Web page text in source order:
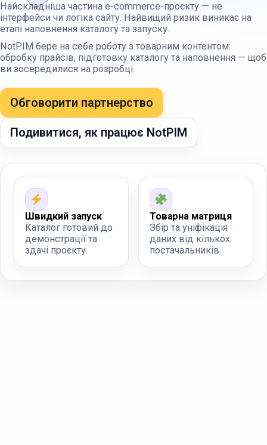
Найскладніша частина e-commerce-проєкту — не
інтерфейси чи логіка сайту. Найвищий ризик виникає на
етапі наповнення каталогу та запуску.
NotPIM бере на себе роботу з товарним контентом:
обробку прайсів, підготовку каталогу та наповнення — щоб
ви зосередилися на розробці.
Обговорити партнерство
Подивитися, як працює NotPIM
Швидкий запуск
Каталог готовий до
демонстрації та
здачі проєкту.
Товарна матриця
Збір та уніфікація
даних від кількох
постачальників.